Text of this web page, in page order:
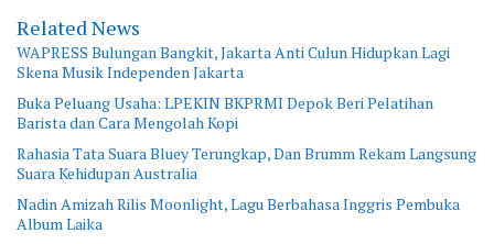
Related News
WAPRESS Bulungan Bangkit, Jakarta Anti Culun Hidupkan Lagi
Skena Musik Independen Jakarta
Buka Peluang Usaha: LPEKIN BKPRMI Depok Beri Pelatihan
Barista dan Cara Mengolah Kopi
Rahasia Tata Suara Bluey Terungkap, Dan Brumm Rekam Langsung
Suara Kehidupan Australia
Nadin Amizah Rilis Moonlight, Lagu Berbahasa Inggris Pembuka
Album Laika